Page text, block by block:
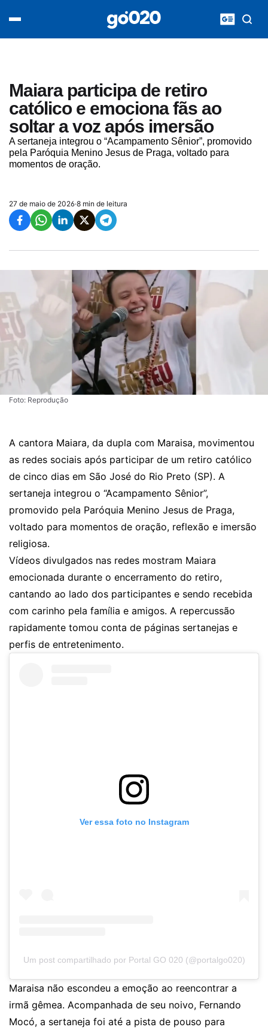
Maiara participa de retiro
católico e emociona fãs ao
soltar a voz após imersão
A sertaneja integrou o “Acampamento Sênior”, promovido
pela Paróquia Menino Jesus de Praga, voltado para
momentos de oração.
27 de maio de 2026·8 min de leitura
Foto: Reprodução
A cantora Maiara, da dupla com Maraisa, movimentou
as redes sociais após participar de um retiro católico
de cinco dias em São José do Rio Preto (SP). A
sertaneja integrou o “Acampamento Sênior”,
promovido pela Paróquia Menino Jesus de Praga,
voltado para momentos de oração, reflexão e imersão
religiosa.
Vídeos divulgados nas redes mostram Maiara
emocionada durante o encerramento do retiro,
cantando ao lado dos participantes e sendo recebida
com carinho pela família e amigos. A repercussão
rapidamente tomou conta de páginas sertanejas e
perfis de entretenimento.
Ver essa foto no Instagram
Um post compartilhado por Portal GO 020 (@portalgo020)
Maraisa não escondeu a emoção ao reencontrar a
irmã gêmea. Acompanhada de seu noivo, Fernando
Mocó, a sertaneja foi até a pista de pouso para
acontece agora
entretenimento
vídeos
pod020